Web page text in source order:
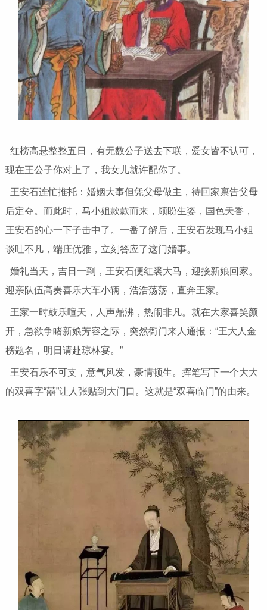
红榜高悬整整五日，有无数公子送去下联，爱女皆不认可，
现在王公子你对上了，我女儿就许配你了。
王安石连忙推托：婚姻大事但凭父母做主，待回家禀告父母
后定夺。而此时，马小姐款款而来，顾盼生姿，国色天香，
王安石的心一下子击中了。一番了解后，王安石发现马小姐
谈吐不凡，端庄优雅，立刻答应了这门婚事。
婚礼当天，吉日一到，王安石便红裘大马，迎接新娘回家。
迎亲队伍高奏喜乐大车小辆，浩浩荡荡，直奔王家。
王家一时鼓乐喧天，人声鼎沸，热闹非凡。就在大家喜笑颜
开，急欲争睹新娘芳容之际，突然衙门来人通报：“王大人金
榜题名，明日请赴琼林宴。”
王安石乐不可支，意气风发，豪情顿生。挥笔写下一个大大
的双喜字“囍”让人张贴到大门口。这就是“双喜临门”的由来。